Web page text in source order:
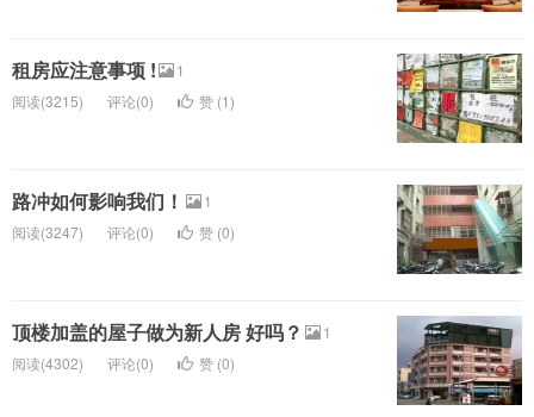
租房应注意事项 !
1
阅读(3215)
评论(0) 赞 (1)
路冲如何影响我们！
1
阅读(3247)
评论(0) 赞 (0)
顶楼加盖的屋子做为新人房 好吗？
1
阅读(4302)
评论(0) 赞 (0)